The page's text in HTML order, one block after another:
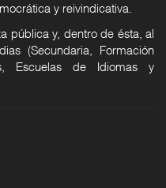
y reivindicativa.
pública y, dentro de ésta, al
(Secundaria, Formación
Escuelas de Idiomas y